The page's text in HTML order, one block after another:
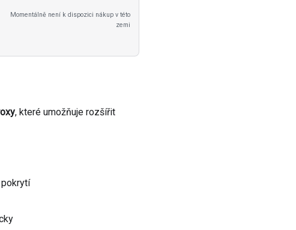
Momentálně není k dispozici nákup v této
zemi
, které umožňuje rozšířit